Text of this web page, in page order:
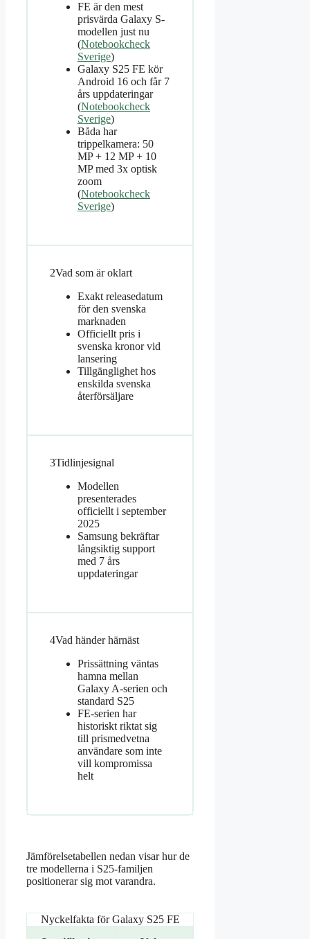
FE är den mest
prisvärda Galaxy S-
modellen just nu
(Notebookcheck
Sverige)
Galaxy S25 FE kör
Android 16 och får 7
års uppdateringar
(Notebookcheck
Sverige)
Båda har
trippelkamera: 50
MP + 12 MP + 10
MP med 3x optisk
zoom
(Notebookcheck
Sverige)
2Vad som är oklart
Exakt releasedatum
för den svenska
marknaden
Officiellt pris i
svenska kronor vid
lansering
Tillgänglighet hos
enskilda svenska
återförsäljare
3Tidlinjesignal
Modellen
presenterades
officiellt i september
2025
Samsung bekräftar
långsiktig support
med 7 års
uppdateringar
4Vad händer härnäst
Prissättning väntas
hamna mellan
Galaxy A-serien och
standard S25
FE-serien har
historiskt riktat sig
till prismedvetna
användare som inte
vill kompromissa
helt
Jämförelsetabellen nedan visar hur de
tre modellerna i S25-familjen
positionerar sig mot varandra.
Nyckelfakta för Galaxy S25 FE